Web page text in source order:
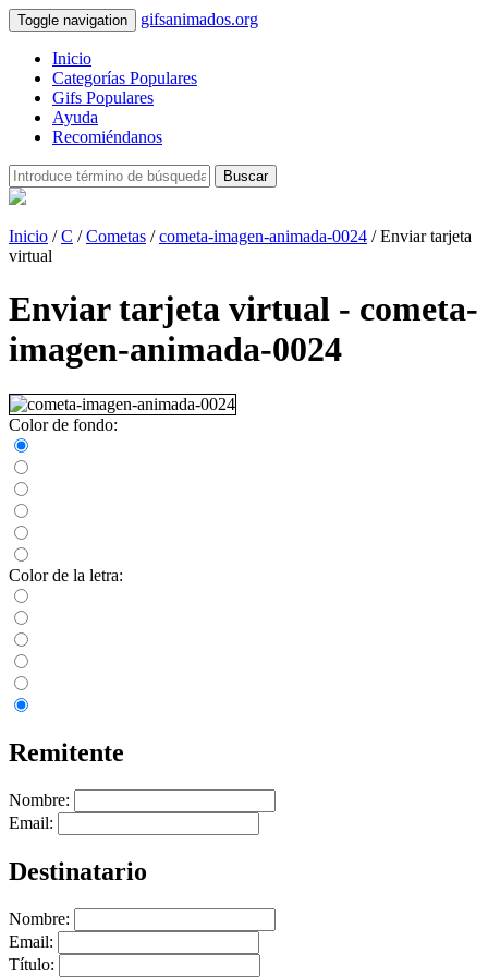
Toggle navigation gifsanimados.org
Inicio
Categorías Populares
Gifs Populares
Ayuda
Recomiéndanos
Buscar
Inicio /C /Cometas /cometa-imagen-animada-0024 / Enviar tarjeta
virtual
Enviar tarjeta virtual - cometa-
imagen-animada-0024
Color de fondo:
Color de la letra:
Remitente
Nombre:
Email:
Destinatario
Nombre:
Email:
Título: